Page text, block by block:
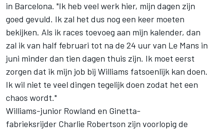
in Barcelona. "Ik heb veel werk hier, mijn dagen zijn
goed gevuld. Ik zal het dus nog een keer moeten
bekijken. Als ik races toevoeg aan mijn kalender, dan
zal ik van half februari tot na de 24 uur van Le Mans in
juni minder dan tien dagen thuis zijn. Ik moet eerst
zorgen dat ik mijn job bij Williams fatsoenlijk kan doen.
Ik wil niet te veel dingen tegelijk doen zodat het een
chaos wordt."
Williams-junior Rowland en Ginetta-
fabrieksrijder Charlie Robertson zijn voorlopig de